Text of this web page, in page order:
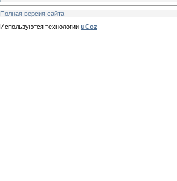
Полная версия сайта
Используются технологии uCoz